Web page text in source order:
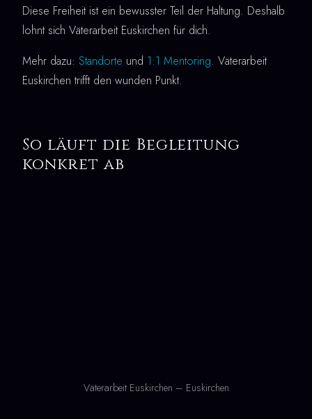
Diese Freiheit ist ein bewusster Teil der Haltung. Deshalb
lohnt sich Väterarbeit Euskirchen für dich.
Mehr dazu: Standorte und 1:1 Mentoring. Väterarbeit
Euskirchen trifft den wunden Punkt.
So läuft die Begleitung
konkret ab
Väterarbeit Euskirchen – Euskirchen